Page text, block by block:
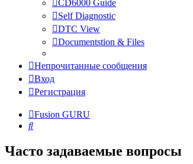
CD6000 Guide
Self Diagnostic
DTC View
Documentstion & Files
Непрочитанные сообщения
Вход
Регистрация
Fusion GURU
Поиск
Часто задаваемые вопросы